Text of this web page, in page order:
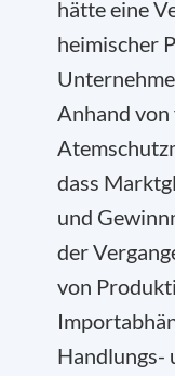
hätte eine
heimischer
Anhand von
dass
und
der
von
Handlungs-